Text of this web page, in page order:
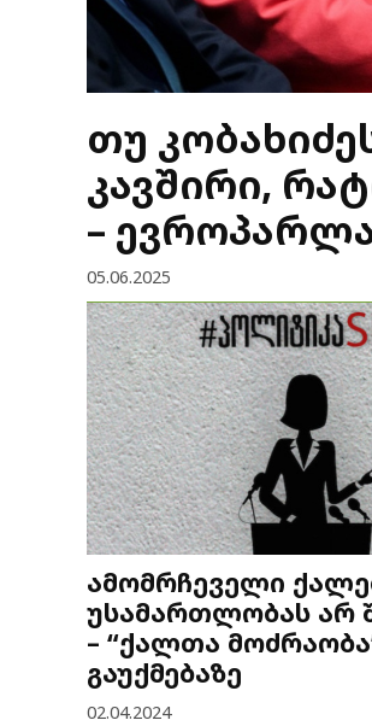
თუ
კავშირი,
–
05.06.2025
ამომრჩეველი
უსამართლობას არ
– “ქალთა
გაუქმებაზე
02.04.2024